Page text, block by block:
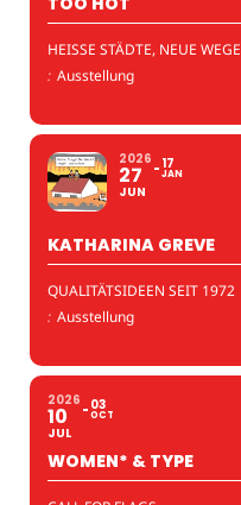
HEISSE STÄDTE, NEUE WEGE
: Ausstellung
2026
27
JUN
17
JAN
KATHARINA GREVE
QUALITÄTSIDEEN SEIT 1972
: Ausstellung
2026
10
JUL
03
OCT
WOMEN* & TYPE